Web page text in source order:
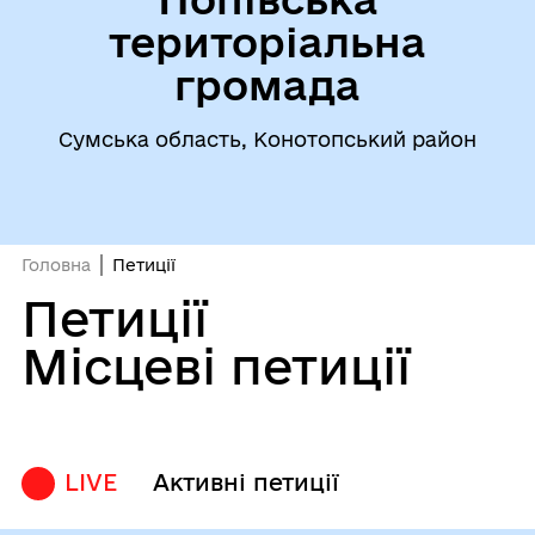
територіальна
громада
Сумська область, Конотопський район
Головна Петиції
Петиції
Місцеві петиції
LIVE Активні петиції